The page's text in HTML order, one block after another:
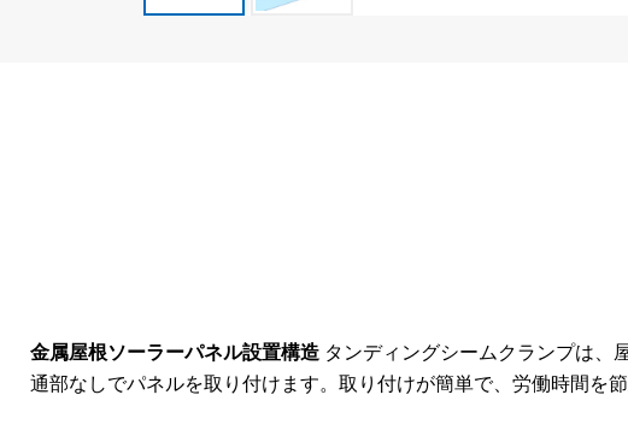
金属屋根ソーラーパネル設置構造 タンディングシームクランプは、
通部なしでパネルを取り付けます。取り付けが簡単で、労働時間を節